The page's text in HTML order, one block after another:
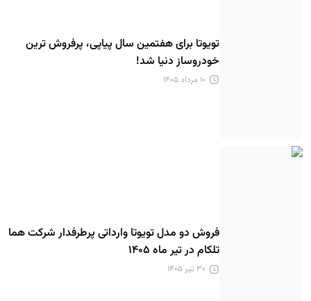
تویوتا برای هفتمین سال پیاپی، پرفروش ترین
خودروساز دنیا شد!
۱۰ مرداد ۱۴۰۵
فروش دو مدل تویوتا وارداتی پرطرفدار شرکت هما
تلکام در تیر ماه ۱۴۰۵
۳۰ تیر ۱۴۰۵